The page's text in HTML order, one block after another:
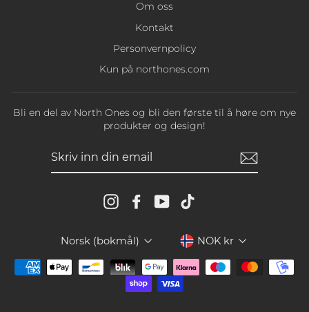
Om oss
Kontakt
Personvernpolicy
Kun på northones.com
Bli en del av North Ones og bli den første til å høre om nye
produkter og design!
InstagramFacebookYouTube
Språk
Norsk (bokmål) ValutaNOK kr